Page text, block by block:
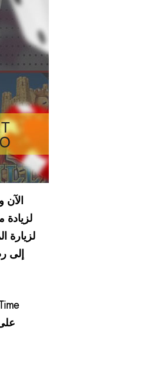
لزيادة
لزيارة
إلى